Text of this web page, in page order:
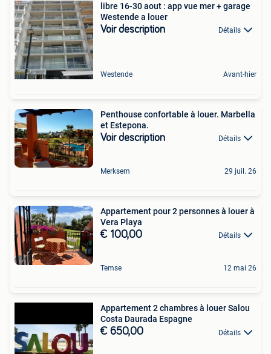
libre 16-30 aout : app vue mer + garage
Westende a louer
Voir description Détails
Westende Avant-hier
Penthouse confortable à louer. Marbella
et Estepona.
Voir description Détails
Merksem 29 juil. 26
Appartement pour 2 personnes à louer à
Vera Playa
€ 100,00 Détails
Temse 12 mai 26
Appartement 2 chambres à louer Salou
Costa Daurada Espagne
€ 650,00 Détails